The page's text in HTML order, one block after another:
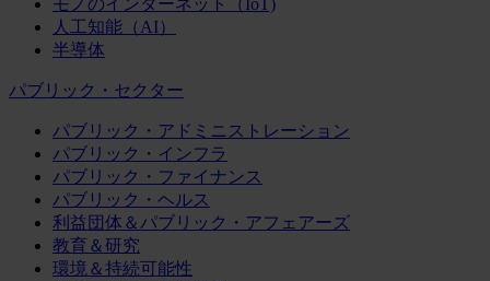
モノのインターネット（IoT)
人工知能（AI）
半導体
パブリック・セクター
パブリック・アドミニストレーション
パブリック・インフラ
パブリック・ファイナンス
パブリック・ヘルス
利益団体＆パブリック・アフェアーズ
教育＆研究
環境＆持続可能性